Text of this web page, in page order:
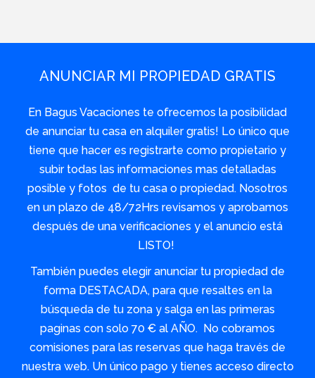
ANUNCIAR MI PROPIEDAD GRATIS
En Bagus Vacaciones te ofrecemos la posibilidad
de anunciar tu casa en alquiler gratis! Lo único que
tiene que hacer es registrarte como propietario y
subir todas las informaciones mas detalladas
posible y fotos de tu casa o propiedad. Nosotros
en un plazo de 48/72Hrs revisamos y aprobamos
después de una verificaciones y el anuncio está
LISTO!
También puedes elegir anunciar tu propiedad de
forma DESTACADA, para que resaltes en la
búsqueda de tu zona y salga en las primeras
paginas con solo 70 € al AÑO. No cobramos
comisiones para las reservas que haga través de
nuestra web. Un único pago y tienes acceso directo